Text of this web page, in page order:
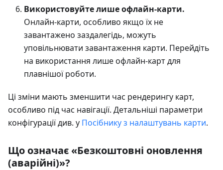
Використовуйте лише офлайн-карти.
Онлайн-карти, особливо якщо їх не
завантажено заздалегідь, можуть
уповільнювати завантаження карти. Перейдіть
на використання лише офлайн-карт для
плавнішої роботи.
Ці зміни мають зменшити час рендерингу карт,
особливо під час навігації. Детальніші параметри
конфігурації див. у Посібнику з налаштувань карти.
Що означає «Безкоштовні оновлення
(аварійні)»?